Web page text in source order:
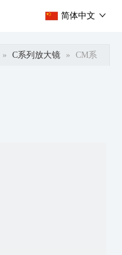
简体中文
» C系列放大镜 »
CM系